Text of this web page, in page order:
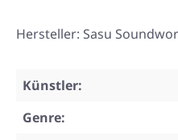
Hersteller: Sasu
Künstler:
Genre: